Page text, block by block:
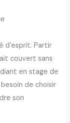
d’esprit. Partir
couvert sans
en stage de
de choisir
son